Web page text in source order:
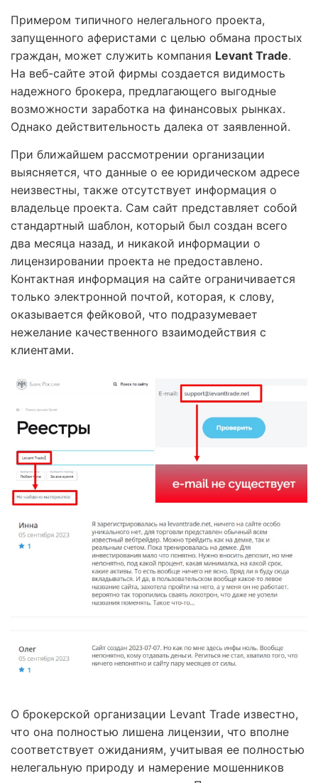
Примером типичного нелегального проекта,
запущенного аферистами с целью обмана простых
граждан, может служить компания Levant Trade.
На веб-сайте этой фирмы создается видимость
надежного брокера, предлагающего выгодные
возможности заработка на финансовых рынках.
Однако действительность далека от заявленной.
При ближайшем рассмотрении организации
выясняется, что данные о ее юридическом адресе
неизвестны, также отсутствует информация о
владельце проекта. Сам сайт представляет собой
стандартный шаблон, который был создан всего
два месяца назад, и никакой информации о
лицензировании проекта не предоставлено.
Контактная информация на сайте ограничивается
только электронной почтой, которая, к слову,
оказывается фейковой, что подразумевает
нежелание качественного взаимодействия с
клиентами.
О брокерской организации Levant Trade известно,
что она полностью лишена лицензии, что вполне
соответствует ожиданиям, учитывая ее полностью
нелегальную природу и намерение мошенников